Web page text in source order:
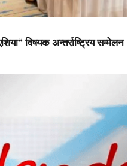
विषयक अन्तर्राष्ट्रिय सम्मेलन